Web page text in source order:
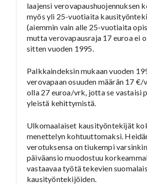
laajensi verovapaushuojennuksen
myös yli 25-vuotiaita
(aiemmin vain alle 25-vuotiaita
mutta verovapausraja 17 euroa ei
sitten vuoden 1995.
Palkkaindeksin mukaan vuoden
verovapaan osuuden määrän 17
olla 27 euroa/vrk, jotta se vastaisi
yleistä kehittymistä.
Ulkomaalaiset kausityöntekijät
menettelyn kohtuuttomaksi.
verotuksensa on tiukempi
päiväansio muodostuu
vastaavaa työtä tekevien
kausityöntekijöiden.